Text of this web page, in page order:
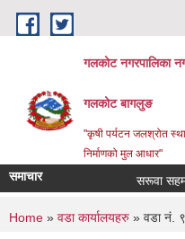
Skip to main content
गलकोट नगरपालिका
गलकोट बागलुङ
"कृषी पर्यटन जलश्रोत
निर्माणको मुल आधार"
समाचार सरूवा
You are here
Home » वडा कार्यालयहरु » वडा नं.